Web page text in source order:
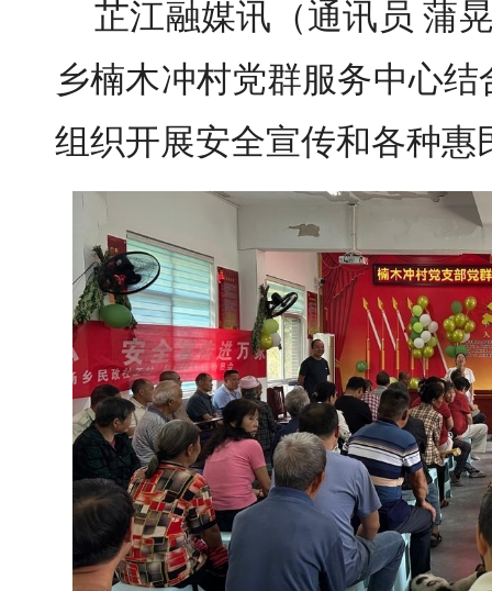
芷江融媒讯（通讯员 蒲
乡楠木冲村党群服务中心
组织开展安全宣传和各种惠